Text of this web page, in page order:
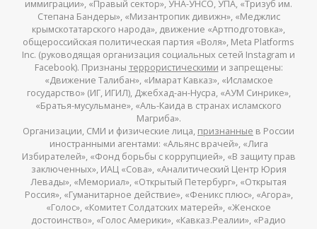
иммиграции», «Правый сектор», УНА-УНСО, УПА, «Тризуб им.
Степана Бандеры», «Мизантропик дивижн», «Меджлис
крымскотатарского народа», движение «Артподготовка»,
общероссийская политическая партия «Воля», Meta Platforms
Inc. (руководящая организация социальных сетей Instagram и
Facebook). Признаны террористическими и запрещены:
«Движение Талибан», «Имарат Кавказ», «Исламское
государство» (ИГ, ИГИЛ), Джебхад-ан-Нусра, «АУМ Синрике»,
«Братья-мусульмане», «Аль-Каида в странах исламского
Магриба».
Организации, СМИ и физические лица, признанные в России
иностранными агентами: «Альянс врачей», «Лига
Избирателей», «Фонд борьбы с коррупцией», «В защиту прав
заключенных», ИАЦ «Сова», «Аналитический Центр Юрия
Левады», «Мемориал», «Открытый Петербург», «Открытая
Россия», «Гуманитарное действие», «Феникс плюс», «Агора»,
«Голос», «Комитет Солдатских матерей», «Женское
достоинство», «Голос Америки», «Кавказ.Реалии», «Радио